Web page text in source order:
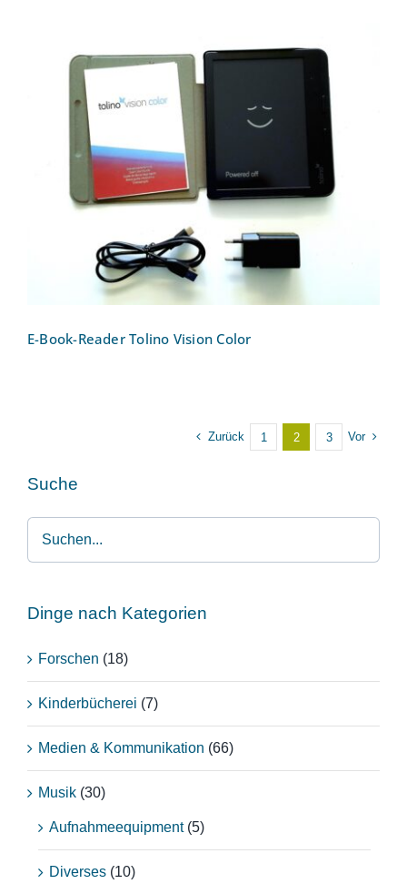
E-Book-Reader Tolino Vision Color
E-Book-Reader Tolino Vision Color
Zurück 1 2 3 Vor
Suche
Dinge nach Kategorien
Forschen (18)
Kinderbücherei (7)
Medien & Kommunikation (66)
Musik (30)
Aufnahmeequipment (5)
Diverses (10)